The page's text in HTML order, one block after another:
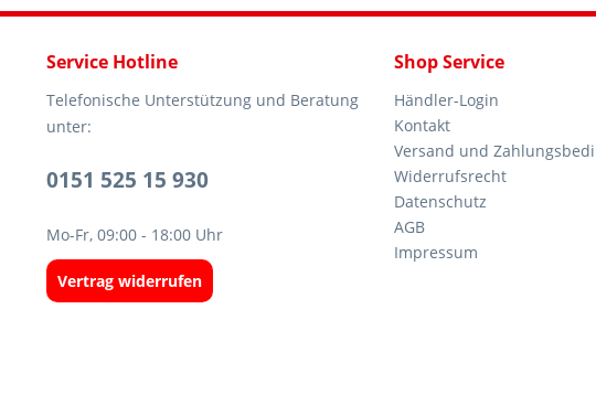
Service Hotline
Telefonische Unterstützung und Beratung
unter:
0151 525 15 930
Mo-Fr, 09:00 - 18:00 Uhr
Vertrag widerrufen
Shop Service
Händler-Login
Kontakt
Versand und
Widerrufsrecht
Datenschutz
AGB
Impressum